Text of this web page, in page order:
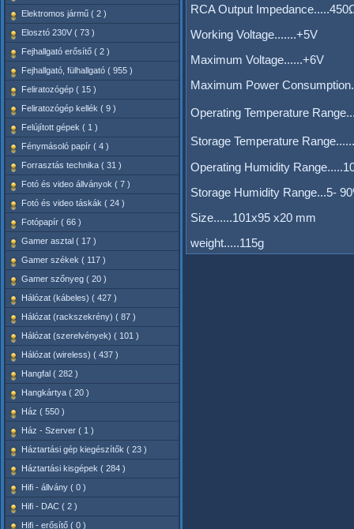
Elektromos jármű ( 2 )
Elosztó 230V ( 73 )
Fejhallgató erősítő ( 2 )
Fejhallgató, fülhallgató ( 955 )
Feliratozógép ( 15 )
Feliratozógép kellék ( 9 )
Felújított gépek ( 1 )
Fénymásoló papír ( 4 )
Forrasztás technika ( 31 )
Fotó és video állványok ( 7 )
Fotó és video táskák ( 24 )
Fotópapír ( 66 )
Gamer asztal ( 17 )
Gamer székek ( 117 )
Gamer szőnyeg ( 20 )
Hálózat (kábeles) ( 427 )
Hálózat (rackszekrény) ( 87 )
Hálózat (szerelvények) ( 101 )
Hálózat (wireless) ( 437 )
Hangfal ( 282 )
Hangkártya ( 20 )
Ház ( 550 )
Ház - Szerver ( 1 )
Háztartási gép kiegészítők ( 23 )
Háztartási kisgépek ( 284 )
Hifi - állvány ( 0 )
Hifi - DAC ( 2 )
Hifi - erősítő ( 0 )
RCA Output
Working Voltage.......+5V
Maximum Voltage......+6V
Maximum Power
Operating Temperature
Storage Temperature
Operating Humidity
Storage Humidity Range...5-
Size......101x95 x20 mm
weight.....115g